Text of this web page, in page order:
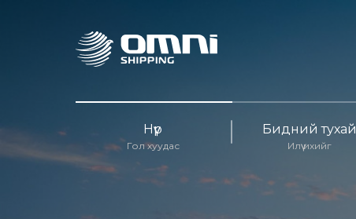
Нүүр
Гол хуудас
Бидний тухай
Илүү ихийг